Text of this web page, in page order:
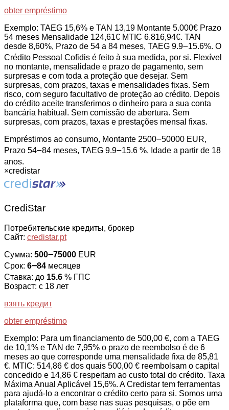
obter empréstimo
Exemplo: TAEG 15,6% e TAN 13,19 Montante 5.000€ Prazo
54 meses Mensalidade 124,61€ MTIC 6.816,94€. TAN
desde 8,60%, Prazo de 54 a 84 meses, TAEG 9.9౼15.6%. O
Crédito Pessoal Cofidis é feito à sua medida, por si. Flexível
no montante, mensalidade e prazo de pagamento, sem
surpresas e com toda a proteção que desejar. Sem
surpresas, com prazos, taxas e mensalidades fixas. Sem
risco, com seguro facultativo de proteção ao crédito. Depois
do crédito aceite transferimos o dinheiro para a sua conta
bancária habitual. Sem comissão de abertura. Sem
surpresas, com prazos, taxas e prestações mensal fixas.
Empréstimos ao consumo, Montante 2500౼50000 EUR,
Prazo 54౼84 meses, TAEG 9.9౼15.6 %, Idade a partir de 18
anos.
×credistar
CrediStar
Потребительские кредиты, брокер
Сайт: credistar.pt
Сумма: 500౼75000 EUR
Срок: 6౼84 месяцев
Ставка: до 15.6 % ГПС
Возраст: с 18 лет
взять кредит
obter empréstimo
Exemplo: Para um financiamento de 500,00 €, com a TAEG
de 10,1% e TAN de 7,95% o prazo de reembolso é de 6
meses ao que corresponde uma mensalidade fixa de 85,81
€. MTIC: 514,86 € dos quais 500,00 € reembolsam o capital
concedido e 14,86 € respeitam ao custo total do crédito. Taxa
Máxima Anual Aplicável 15,6%. A Credistar tem ferramentas
para ajudá-lo a encontrar o crédito certo para si. Somos uma
plataforma que, com base nas suas pesquisas, o põe em